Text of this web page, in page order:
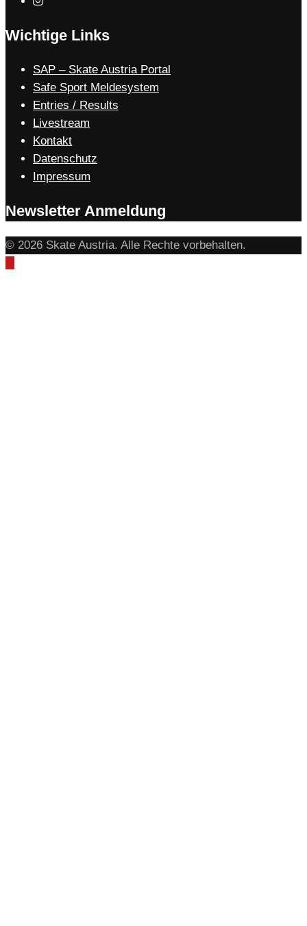
Wichtige Links
SAP – Skate Austria Portal
Safe Sport Meldesystem
Entries / Results
Livestream
Kontakt
Datenschutz
Impressum
Newsletter Anmeldung
© 2026 Skate Austria. Alle Rechte vorbehalten.